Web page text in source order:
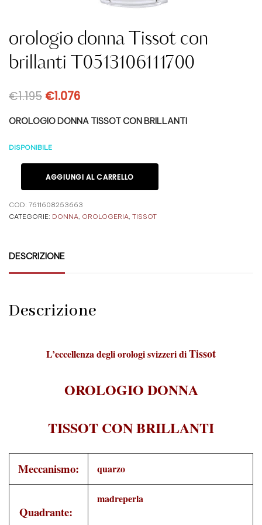
orologio donna Tissot con
brillanti T0513106111700
€1.195 €1.076
OROLOGIO DONNA TISSOT CON BRILLANTI
DISPONIBILE
AGGIUNGI AL CARRELLO
COD: 7611608253663
CATEGORIE: DONNA, OROLOGERIA, TISSOT
DESCRIZIONE
Descrizione
L’eccellenza degli orologi svizzeri diTissot
OROLOGIO DONNA
TISSOT CON BRILLANTI
Meccanismo: quarzo
Quadrante:
madreperla